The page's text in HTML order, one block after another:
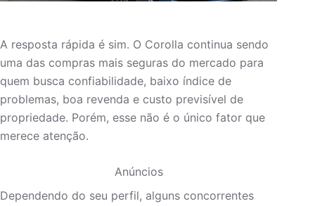
A resposta rápida é sim. O Corolla continua sendo
uma das compras mais seguras do mercado para
quem busca confiabilidade, baixo índice de
problemas, boa revenda e custo previsível de
propriedade. Porém, esse não é o único fator que
merece atenção.
Anúncios
Dependendo do seu perfil, alguns concorrentes